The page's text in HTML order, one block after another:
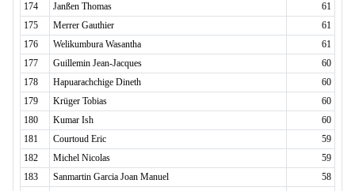
174
Janßen Thomas
61
175
Merrer Gauthier
61
176
Welikumbura Wasantha
61
177
Guillemin Jean-Jacques
60
178
Hapuarachchige Dineth
60
179
Krüger Tobias
60
180
Kumar Ish
60
181
Courtoud Eric
59
182
Michel Nicolas
59
183
Sanmartin Garcia Joan Manuel
58